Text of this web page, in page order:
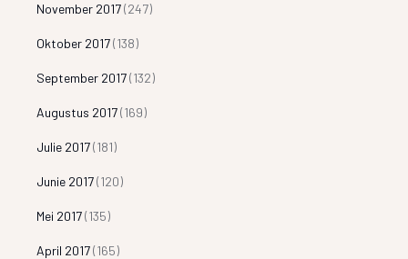
November 2017(247)
Oktober 2017(138)
September 2017(132)
Augustus 2017(169)
Julie 2017(181)
Junie 2017(120)
Mei 2017(135)
April 2017(165)